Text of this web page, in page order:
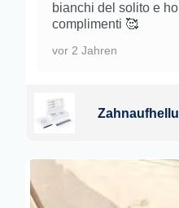
bianchi del solito e
complimenti 🥰
vor 2 Jahren